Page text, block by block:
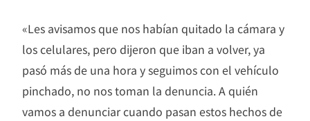
«Les avisamos que nos habían quitado la cámara y
los celulares, pero dijeron que iban a volver, ya
pasó más de una hora y seguimos con el vehículo
pinchado, no nos toman la denuncia. A quién
vamos a denunciar cuando pasan estos hechos de